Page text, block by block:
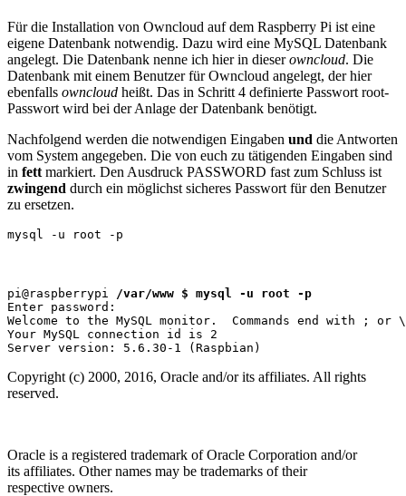
Für die Installation von Owncloud auf dem Raspberry Pi ist eine
eigene Datenbank notwendig. Dazu wird eine MySQL Datenbank
angelegt. Die Datenbank nenne ich hier in dieserowncloud. Die
Datenbank mit einem Benutzer für Owncloud angelegt, der hier
ebenfalls owncloud heißt. Das in Schritt 4 definierte Passwort root-
Passwort wird bei der Anlage der Datenbank benötigt.
Nachfolgend werden die notwendigen Eingaben und die Antworten
vom System angegeben. Die von euch zu tätigenden Eingaben sind
in fett markiert. Den Ausdruck PASSWORD fast zum Schluss ist
zwingend durch ein möglichst sicheres Passwort für den Benutzer
zu ersetzen.
mysql -u root -p
pi@raspberrypi
/var/www $ mysql -u root -p
Welcome to the MySQL monitor.
Server version: 5.6.30-1 (Raspbian)
Copyright (c) 2000, 2016, Oracle and/or its affiliates. All rights
reserved.
Oracle is a registered trademark of Oracle Corporation and/or
its affiliates. Other names may be trademarks of their
respective owners.